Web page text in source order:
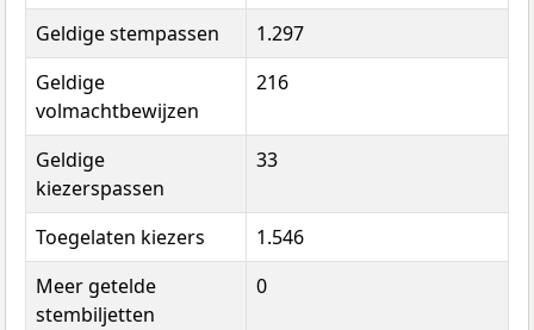
Geldige stempassen
1.297
Geldige
volmachtbewijzen
216
Geldige
kiezerspassen
33
Toegelaten kiezers
1.546
Meer getelde
stembiljetten
0